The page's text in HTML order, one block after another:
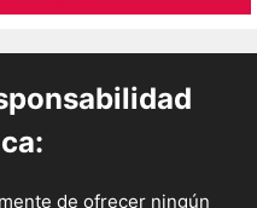
de ofrecer ningún